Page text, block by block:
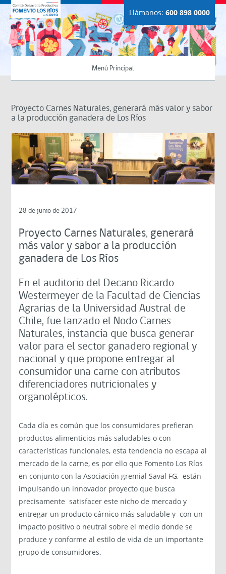
Llámanos: 600 898 0000
Menú Principal
Proyecto Carnes Naturales, generará más valor y sabor
a la producción ganadera de Los Ríos
28 de junio de 2017
Proyecto Carnes Naturales, generará
más valor y sabor a la producción
ganadera de Los Ríos
En el auditorio del Decano Ricardo
Westermeyer de la Facultad de Ciencias
Agrarias de la Universidad Austral de
Chile, fue lanzado el Nodo Carnes
Naturales, instancia que busca generar
valor para el sector ganadero regional y
nacional y que propone entregar al
consumidor una carne con atributos
diferenciadores nutricionales y
organolépticos.
Cada día es común que los consumidores prefieran
productos alimenticios más saludables o con
características funcionales, esta tendencia no escapa al
mercado de la carne, es por ello que Fomento Los Ríos
en conjunto con la Asociación gremial Saval FG, están
impulsando un innovador proyecto que busca
precisamente satisfacer este nicho de mercado y
entregar un producto cárnico más saludable y con un
impacto positivo o neutral sobre el medio donde se
produce y conforme al estilo de vida de un importante
grupo de consumidores.